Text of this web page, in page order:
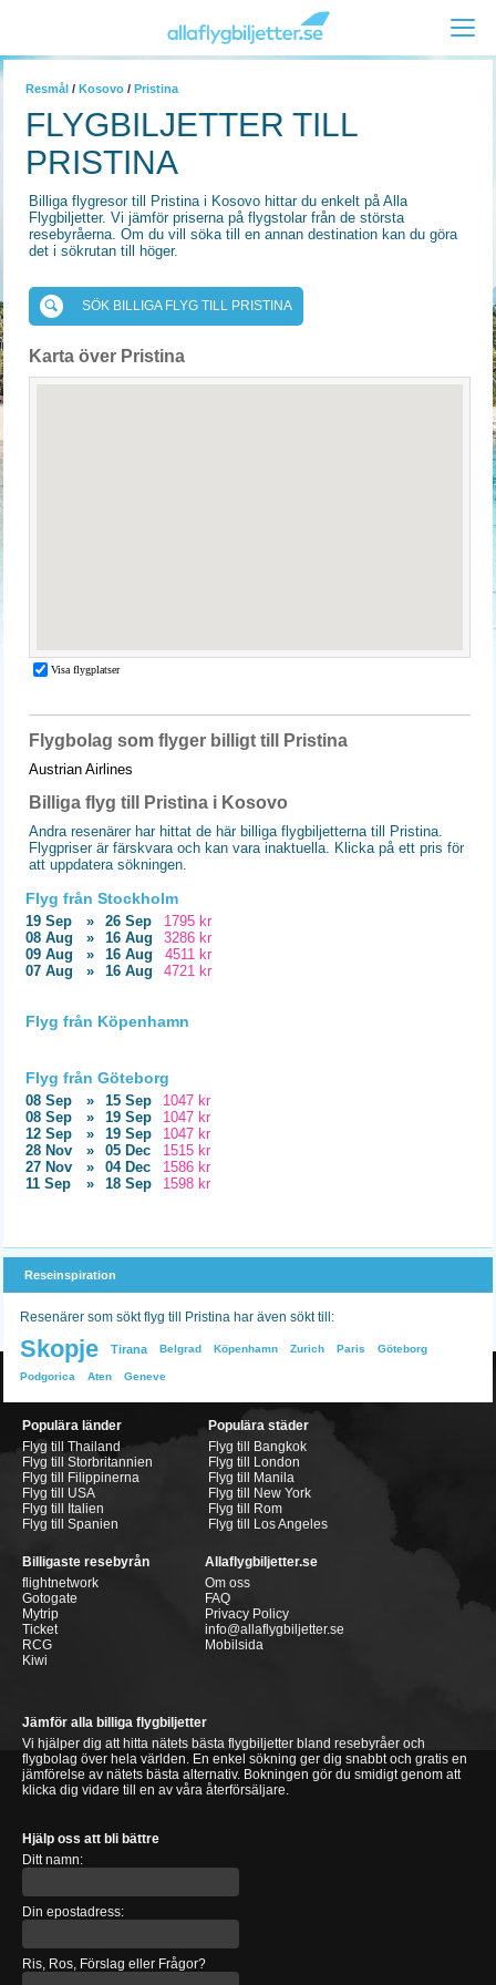
Resmål / Kosovo / Pristina
FLYGBILJETTER TILL
PRISTINA
Billiga flygresor till Pristina i Kosovo hittar du enkelt på Alla
Flygbiljetter. Vi jämför priserna på flygstolar från de största
resebyråerna. Om du vill söka till en annan destination kan du göra
det i sökrutan till höger.
SÖK BILLIGA FLYG TILL PRISTINA
Karta över Pristina
Flygbolag som flyger billigt till Pristina
Austrian Airlines
Billiga flyg till Pristina i Kosovo
Andra resenärer har hittat de här billiga flygbiljetterna till Pristina.
Flygpriser är färskvara och kan vara inaktuella. Klicka på ett pris för
att uppdatera sökningen.
Flyg från Stockholm
19 Sep » 26 Sep
1795 kr
08 Aug
» 16 Aug
3286 kr
09 Aug
» 16 Aug
4511 kr
07 Aug
» 16 Aug 4721 kr
Flyg från Köpenhamn
Flyg från Göteborg
08 Sep » 15 Sep
1047 kr
08 Sep
» 19 Sep
1047 kr
12 Sep
» 19 Sep
1047 kr
28 Nov
» 05 Dec
1515 kr
27 Nov
» 04 Dec
1586 kr
11 Sep
» 18 Sep 1598 kr
Reseinspiration
Resenärer som sökt flyg till Pristina har även sökt till:
Skopje Tirana Belgrad Köpenhamn Zurich Paris Göteborg
Podgorica Aten Geneve
Populära länder
Flyg till Thailand
Flyg till Storbritannien
Flyg till Filippinerna
Flyg till USA
Flyg till Italien
Flyg till Spanien
Populära städer
Flyg till Bangkok
Flyg till London
Flyg till Manila
Flyg till New York
Flyg till Rom
Flyg till Los Angeles
Billigaste resebyrån
flightnetwork
Gotogate
Mytrip
Ticket
RCG
Kiwi
Allaflygbiljetter.se
Om oss
FAQ
Privacy Policy
info@allaflygbiljetter.se
Mobilsida
Jämför alla billiga flygbiljetter
Vi hjälper dig att hitta nätets bästa flygbiljetter bland resebyråer och
flygbolag över hela världen. En enkel sökning ger dig snabbt och gratis en
jämförelse av nätets bästa alternativ. Bokningen gör du smidigt genom att
klicka dig vidare till en av våra återförsäljare.
Hjälp oss att bli bättre
Ditt namn:
Din epostadress:
Ris, Ros, Förslag eller Frågor?